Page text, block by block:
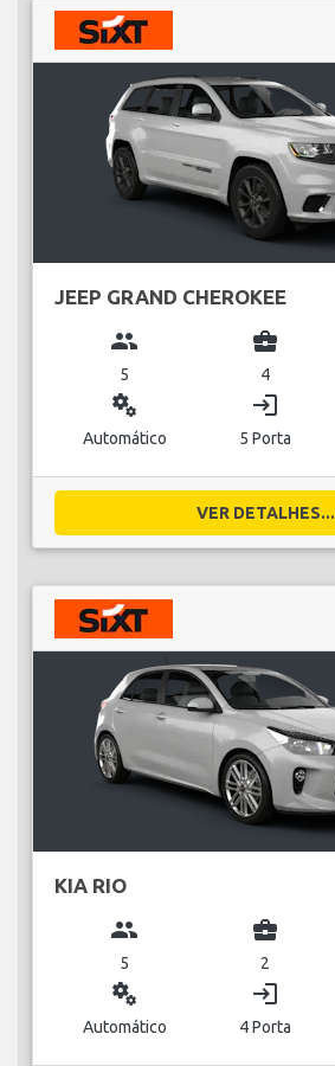
JEEP GRAND CHEROKEE
group
5
business_center
4
miscellaneous_services
Automático
login
5 Porta
VER DETALHES...
KIA RIO
group
5
business_center
2
miscellaneous_services
Automático
login
4 Porta